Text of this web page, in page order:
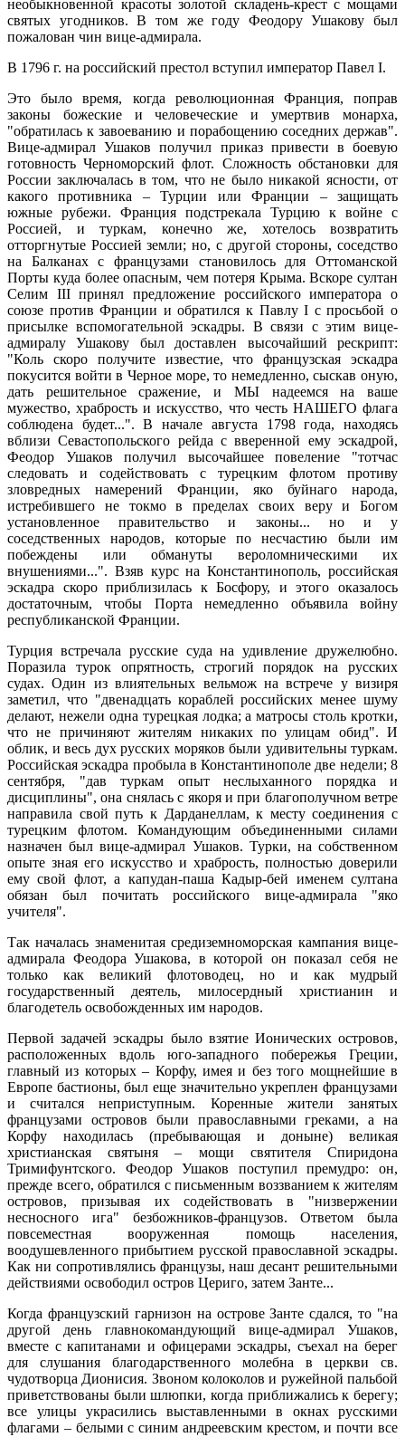
необыкновенной красоты золотой складень-крест с мощами
святых угодников. В том же году Феодору Ушакову был
пожалован чин вице-адмирала.
В 1796 г. на российский престол вступил император Павел I.
Это было время, когда революционная Франция, поправ
законы божеские и человеческие и умертвив монарха,
"обратилась к завоеванию и порабощению соседних держав".
Вице-адмирал Ушаков получил приказ привести в боевую
готовность Черноморский флот. Сложность обстановки для
России заключалась в том, что не было никакой ясности, от
какого противника – Турции или Франции – защищать
южные рубежи. Франция подстрекала Турцию к войне с
Россией, и туркам, конечно же, хотелось возвратить
отторгнутые Россией земли; но, с другой стороны, соседство
на Балканах с французами становилось для Оттоманской
Порты куда более опасным, чем потеря Крыма. Вскоре султан
Селим III принял предложение российского императора о
союзе против Франции и обратился к Павлу I с просьбой о
присылке вспомогательной эскадры. В связи с этим вице-
адмиралу Ушакову был доставлен высочайший рескрипт:
"Коль скоро получите известие, что французская эскадра
покусится войти в Черное море, то немедленно, сыскав оную,
дать решительное сражение, и МЫ надеемся на ваше
мужество, храбрость и искусство, что честь НАШЕГО флага
соблюдена будет...". В начале августа 1798 года, находясь
вблизи Севастопольского рейда с вверенной ему эскадрой,
Феодор Ушаков получил высочайшее повеление "тотчас
следовать и содействовать с турецким флотом противу
зловредных намерений Франции, яко буйнаго народа,
истребившего не токмо в пределах своих веру и Богом
установленное правительство и законы... но и у
соседственных народов, которые по несчастию были им
побеждены или обмануты вероломническими их
внушениями...". Взяв курс на Константинополь, российская
эскадра скоро приблизилась к Босфору, и этого оказалось
достаточным, чтобы Порта немедленно объявила войну
республиканской Франции.
Турция встречала русские суда на удивление дружелюбно.
Поразила турок опрятность, строгий порядок на русских
судах. Один из влиятельных вельмож на встрече у визиря
заметил, что "двенадцать кораблей российских менее шуму
делают, нежели одна турецкая лодка; а матросы столь кротки,
что не причиняют жителям никаких по улицам обид". И
облик, и весь дух русских моряков были удивительны туркам.
Российская эскадра пробыла в Константинополе две недели; 8
сентября, "дав туркам опыт неслыханного порядка и
дисциплины", она снялась с якоря и при благополучном ветре
направила свой путь к Дарданеллам, к месту соединения с
турецким флотом. Командующим объединенными силами
назначен был вице-адмирал Ушаков. Турки, на собственном
опыте зная его искусство и храбрость, полностью доверили
ему свой флот, а капудан-паша Кадыр-бей именем султана
обязан был почитать российского вице-адмирала "яко
учителя".
Так началась знаменитая средиземноморская кампания вице-
адмирала Феодора Ушакова, в которой он показал себя не
только как великий флотоводец, но и как мудрый
государственный деятель, милосердный христианин и
благодетель освобожденных им народов.
Первой задачей эскадры было взятие Ионических островов,
расположенных вдоль юго-западного побережья Греции,
главный из которых – Корфу, имея и без того мощнейшие в
Европе бастионы, был еще значительно укреплен французами
и считался неприступным. Коренные жители занятых
французами островов были православными греками, а на
Корфу находилась (пребывающая и доныне) великая
христианская святыня – мощи святителя Спиридона
Тримифунтского. Феодор Ушаков поступил премудро: он,
прежде всего, обратился с письменным воззванием к жителям
островов, призывая их содействовать в "низвержении
несносного ига" безбожников-французов. Ответом была
повсеместная вооруженная помощь населения,
воодушевленного прибытием русской православной эскадры.
Как ни сопротивлялись французы, наш десант решительными
действиями освободил остров Цериго, затем Занте...
Когда французский гарнизон на острове Занте сдался, то "на
другой день главнокомандующий вице-адмирал Ушаков,
вместе с капитанами и офицерами эскадры, съехал на берег
для слушания благодарственного молебна в церкви св.
чудотворца Дионисия. Звоном колоколов и ружейной пальбой
приветствованы были шлюпки, когда приближались к берегу;
все улицы украсились выставленными в окнах русскими
флагами – белыми с синим андреевским крестом, и почти все